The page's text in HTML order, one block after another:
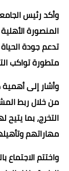
وأكد رئيس
المنصورة
تدعم جودة
متطورة تواكب
وأشار إلى
من خلال ربط
التخرج، بما
مهاراتهم
واختتم الاجتماع